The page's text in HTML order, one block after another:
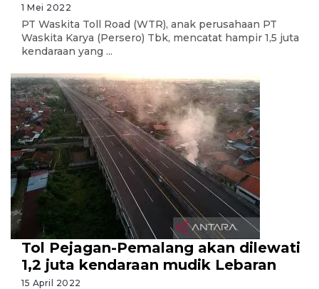
1 Mei 2022
PT Waskita Toll Road (WTR), anak perusahaan PT
Waskita Karya (Persero) Tbk, mencatat hampir 1,5 juta
kendaraan yang ...
Tol Pejagan-Pemalang akan dilewati
1,2 juta kendaraan mudik Lebaran
15 April 2022